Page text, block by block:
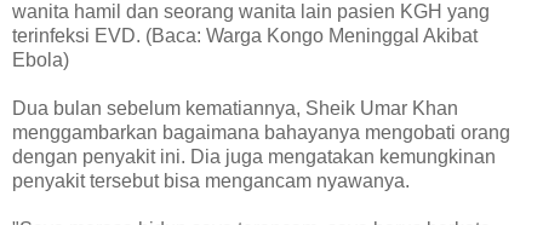
wanita hamil dan seorang wanita lain pasien KGH yang
terinfeksi EVD. (Baca: Warga Kongo Meninggal Akibat
Ebola)
Dua bulan sebelum kematiannya, Sheik Umar Khan
menggambarkan bagaimana bahayanya mengobati orang
dengan penyakit ini. Dia juga mengatakan kemungkinan
penyakit tersebut bisa mengancam nyawanya.